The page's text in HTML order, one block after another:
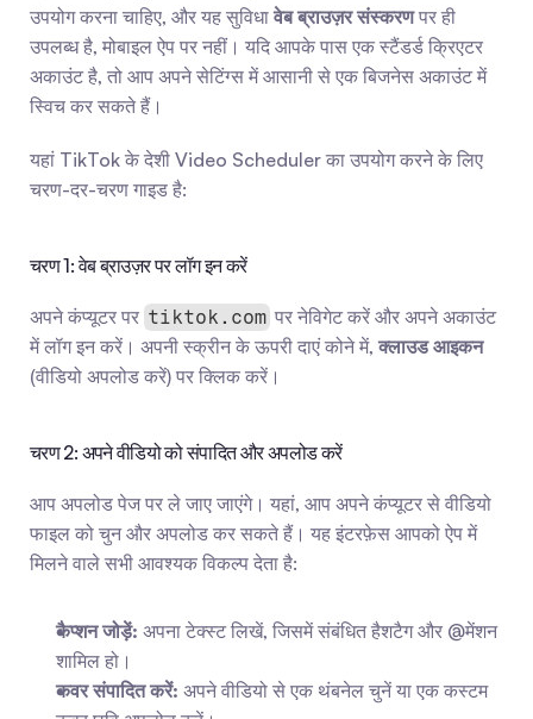
उपयोग करना चाहिए, और यह सुविधा वेब ब्राउज़र संस्करण पर ही
उपलब्ध है, मोबाइल ऐप पर नहीं। यदि आपके पास एक स्टैंडर्ड क्रिएटर
अकाउंट है, तो आप अपने सेटिंग्स में आसानी से एक बिजनेस अकाउंट में
स्विच कर सकते हैं।
यहां TikTok के देशी Video Scheduler का उपयोग करने के लिए
चरण-दर-चरण गाइड है:
चरण 1: वेब ब्राउज़र पर लॉग इन करें
अपने कंप्यूटर पर tiktok.com पर नेविगेट करें और अपने अकाउंट
में लॉग इन करें। अपनी स्क्रीन के ऊपरी दाएं कोने में, क्लाउड आइकन
(वीडियो अपलोड करें) पर क्लिक करें।
चरण 2: अपने वीडियो को संपादित और अपलोड करें
आप अपलोड पेज पर ले जाए जाएंगे। यहां, आप अपने कंप्यूटर से वीडियो
फाइल को चुन और अपलोड कर सकते हैं। यह इंटरफ़ेस आपको ऐप में
मिलने वाले सभी आवश्यक विकल्प देता है:
कैप्शन जोड़ें: अपना टेक्स्ट लिखें, जिसमें संबंधित हैशटैग और @मेंशन
शामिल हो।
कवर संपादित करें: अपने वीडियो से एक थंबनेल चुनें या एक कस्टम